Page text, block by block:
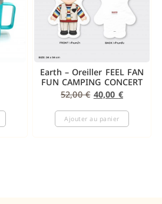
Earth – Oreiller FEEL FAN
FUN CAMPING CONCERT
52,00€ 40,00 €
Ajouter au panier